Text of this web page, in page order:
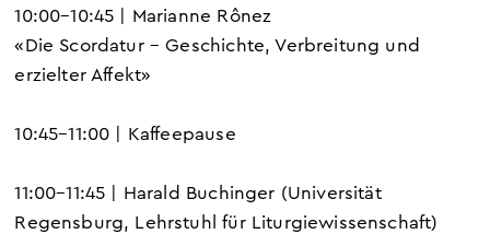
10:00–10:45 | Marianne Rônez
«Die Scordatur – Geschichte, Verbreitung und
erzielter Affekt»
10:45–11:00 | Kaffeepause
11:00–11:45 | Harald Buchinger (Universität
Regensburg, Lehrstuhl für Liturgiewissenschaft)